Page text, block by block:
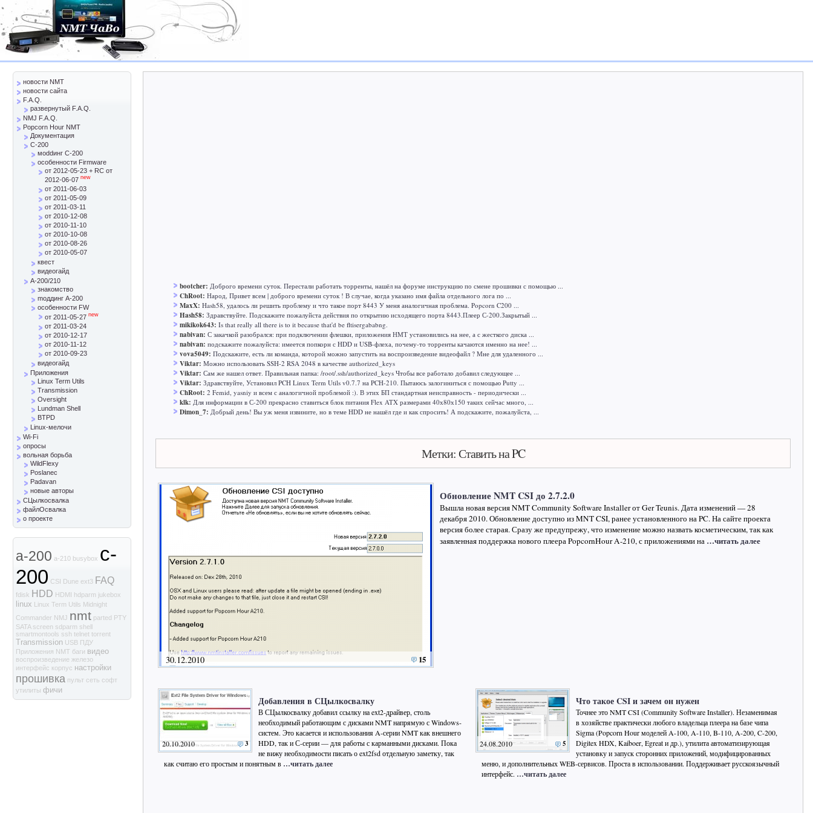
bootcher: Доброго времени суток. Перестали работать торренты, нашёл на форуме инструкцию по смене прошивки с помощью ...
ChRoot: Народ, Привет всем | доброго времени суток ! В случае, когда указано имя файла отдельного лога по ...
MaxX: Hash58, удалось ли решить проблему и что такое порт 8443 У меня аналогичная проблема. Popcorn C200 ...
Hash58: Здравствуйте. Подскажите пожалуйста действия по открытию исходящего порта 8443.Плеер С-200.Закрытый ...
mikikok643: Is that really all there is to it because that'd be fltisergababng.
nabivan: С закачкой разобрался: при подключении флешки, приложения НМТ установились на нее, а с жесткого диска ...
nabivan: подскажите пожалуйста: имеется попкорн с HDD и USB-флеха, почему-то торренты качаются именно на нее! ...
vova5049: Подскажите, есть ли команда, которой можно запустить на воспроизведение видеофайл ? Мне для удаленного ...
Viktar: Можно использовать SSH-2 RSA 2048 в качестве authorized_keys
Viktar: Сам же нашел ответ. Правильная папка: /root/.ssh/authorized_keys Чтобы все работало добавил следующее ...
Viktar: Здравствуйте, Установил PCH Linux Term Utils v0.7.7 на PCH-210. Пытаюсь залогиниться с помощью Putty ...
ChRoot: 2 Femid, yasniy и всем с аналогичной проблемой :). В этих БП стандартная неисправность - периодически ...
klk: Для информации в С-200 прекрасно ставиться блок питания Flex ATX размерами 40х80х150 таких сейчас много, ...
Dimon_7: Добрый день! Вы уж меня извините, но в теме HDD не нашёл где и как спросить! А подскажите, пожалуйста, ...
Метки: Ставить на PC
30.12.2010 15
Обновление NMT CSI до 2.7.2.0
Вышла новая версия NMT Community Software Installer от Ger Teunis. Дата изменений — 28
декабря 2010. Обновление доступно из MNT CSI, ранее установленного на PC. На сайте проекта
версия более старая. Сразу же предупрежу, что изменение можно назвать косметическим, так как
заявленная поддержка нового плеера PopcornHour A-210, с приложениями на …читать далее
20.10.2010 3
Добавления в СЦылкосвалку
В СЦылкосвалку добавил ссылку на ext2-драйвер, столь
необходимый работающим с дисками NMT напрямую с Windows-
систем. Это касается и использования A-серии NMT как внешнего
HDD, так и С-серии — для работы с карманными дисками. Пока
не вижу необходимости писать о ext2fsd отдельную заметку, так
как считаю его простым и понятным в …читать далее
24.08.2010 5
Что такое CSI и зачем он нужен
Точнее это NMT CSI (Community Software Installer). Незаменимая
в хозяйстве практически любого владельца плеера на базе чипа
Sigma (Popcorn Hour моделей A-100, A-110, B-110, A-200, C-200,
Digitex HDX, Kaiboer, Egreat и др.), утилита автоматизирующая
установку и запуск сторонних приложений, модифицированных
меню, и дополнительных WEB-сервисов. Проста в использовании. Поддерживает русскоязычный
интерфейс. …читать далее
новости NMT
новости сайта
F.A.Q.
развернутый F.A.Q.
NMJ F.A.Q.
Popcorn Hour NMT
Документация
C-200
моddинг C-200
особенности Firmware
от 2012-05-23 + RC от
2012-06-07 new
от 2011-06-03
от 2011-05-09
от 2011-03-11
от 2010-12-08
от 2010-11-10
от 2010-10-08
от 2010-08-26
от 2010-05-07
квест
видеогайд
A-200/210
знакомство
mоддинг A-200
особенности FW
от 2011-05-27 new
от 2011-03-24
от 2010-12-17
от 2010-11-12
от 2010-09-23
видеогайд
Приложения
Linux Term Utils
Transmission
Oversight
Lundman Shell
BTPD
Linux-мелочи
Wi-Fi
опросы
вольная борьба
WildFlexy
Poslanec
Padavan
новые авторы
СЦылкосвалка
файлОсвалка
о проекте
a-200 a-210 busybox c-
200 CSI Dune ext3 FAQ
fdisk HDD HDMI hdparm jukebox
linux Linux Term Utils Midnight
Commander NMJ nmt parted PTY
SATA screen sdparm shell
smartmontools ssh telnet torrent
Transmission USB ПДУ
Приложения NMT баги видео
воспроизведение железо
интерфейс корпус настройки
прошивка пульт сеть софт
утилиты фичи